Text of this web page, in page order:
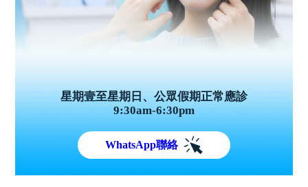
星期壹至星期日、公眾假期正常應診
9:30am-6:30pm
WhatsApp聯絡